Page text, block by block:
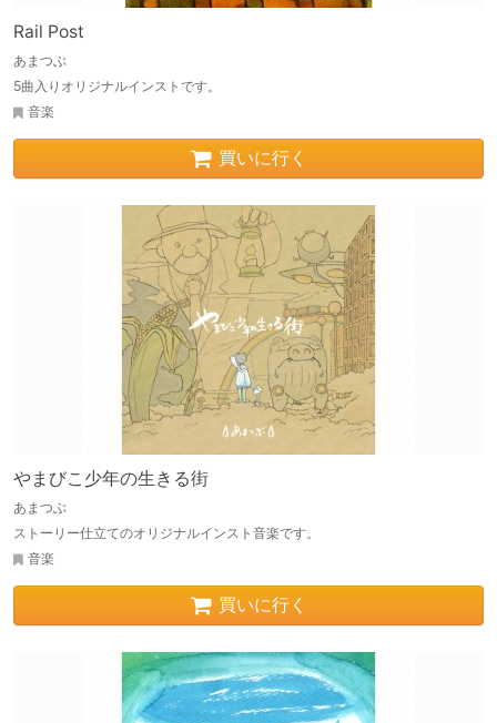
Rail Post
あまつぶ
5曲入りオリジナルインストです。
音楽
買いに行く
やまびこ少年の生きる街
あまつぶ
ストーリー仕立てのオリジナルインスト音楽です。
音楽
買いに行く